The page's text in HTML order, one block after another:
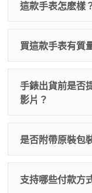
這款手表怎麽樣
買這款手表有質
為事故，免費維
的費用，配件
手錶出貨前是否
影片？
質檢查
是否附帶原裝包
我們默認會
以找我們搭
支持哪些付款方